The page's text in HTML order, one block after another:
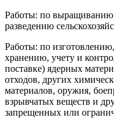
Работы: по
разведению
Работы: по
хранению, учету и
поставке) ядерных
отходов, других
материалов, оружия,
взрывчатых веществ и
запрещенных или